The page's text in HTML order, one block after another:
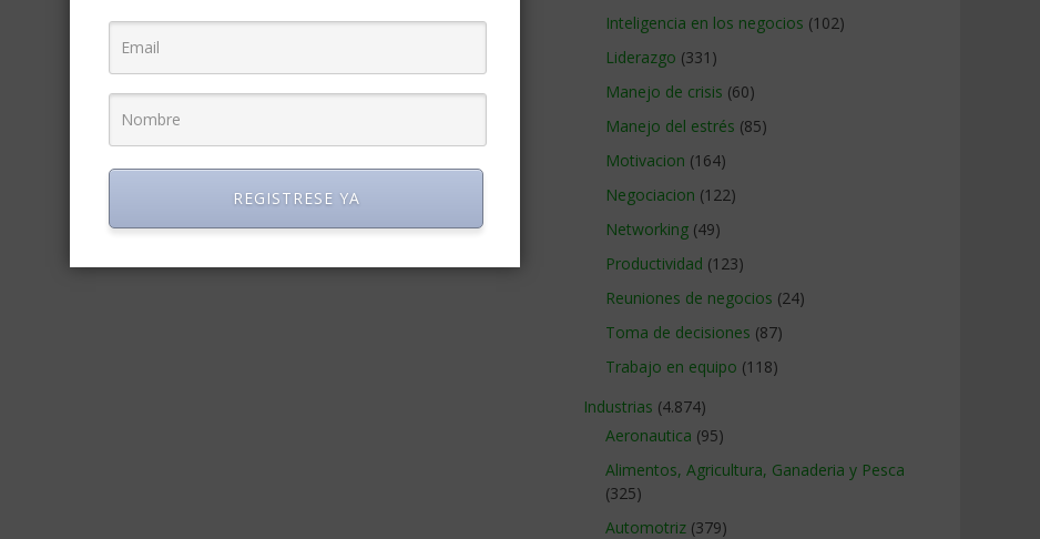
Inteligencia en los negocios (102)
Liderazgo (331)
Manejo de crisis (60)
Manejo del estrés (85)
Motivacion (164)
Negociacion (122)
Networking (49)
Productividad (123)
Reuniones de negocios (24)
Toma de decisiones (87)
Trabajo en equipo (118)
Industrias (4.874)
Aeronautica (95)
Alimentos, Agricultura, Ganaderia y Pesca
(325)
Automotriz (379)
REGISTRESE YA